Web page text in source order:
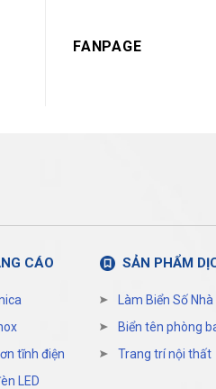
FANPAGE
CÁO
tĩnh điện
LED
SẢN PHẨM
Làm Biển Số Nhà
Biển tên phòng
Trang trí nội thất